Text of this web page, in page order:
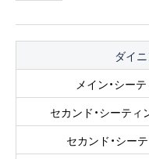
ダイニ
メイン・シー
セカンド・シーテ
セカンド・シー